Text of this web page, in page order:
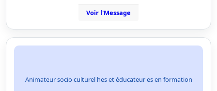
Voir l'Message
Animateur socio culturel hes et éducateur es en formation